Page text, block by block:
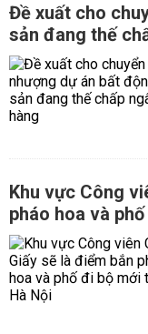
Đề xuất cho
sản đang thế
Khu vực Công
pháo hoa và